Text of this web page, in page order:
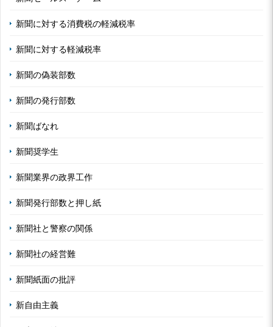
新聞に対する消費税の軽減税率
新聞に対する軽減税率
新聞の偽装部数
新聞の発行部数
新聞ばなれ
新聞奨学生
新聞業界の政界工作
新聞発行部数と押し紙
新聞社と警察の関係
新聞社の経営難
新聞紙面の批評
新自由主義